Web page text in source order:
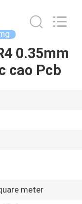
0.35mm
cao Pcb
meter